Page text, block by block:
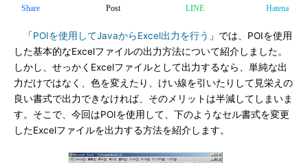
Share Post LINE Hatena
「POIを使用してJavaからExcel出力を行う 」では、POIを使用
した基本的なExcelファイルの出力方法について紹介しました。
しかし、せっかくExcelファイルとして出力するなら、単純な出
力だけではなく、色を変えたり、けい線を引いたりして見栄えの
良い書式で出力できなければ、そのメリットは半減してしまいま
す。そこで、今回はPOIを使用して、下のようなセル書式を変更
したExcelファイルを出力する方法を紹介します。